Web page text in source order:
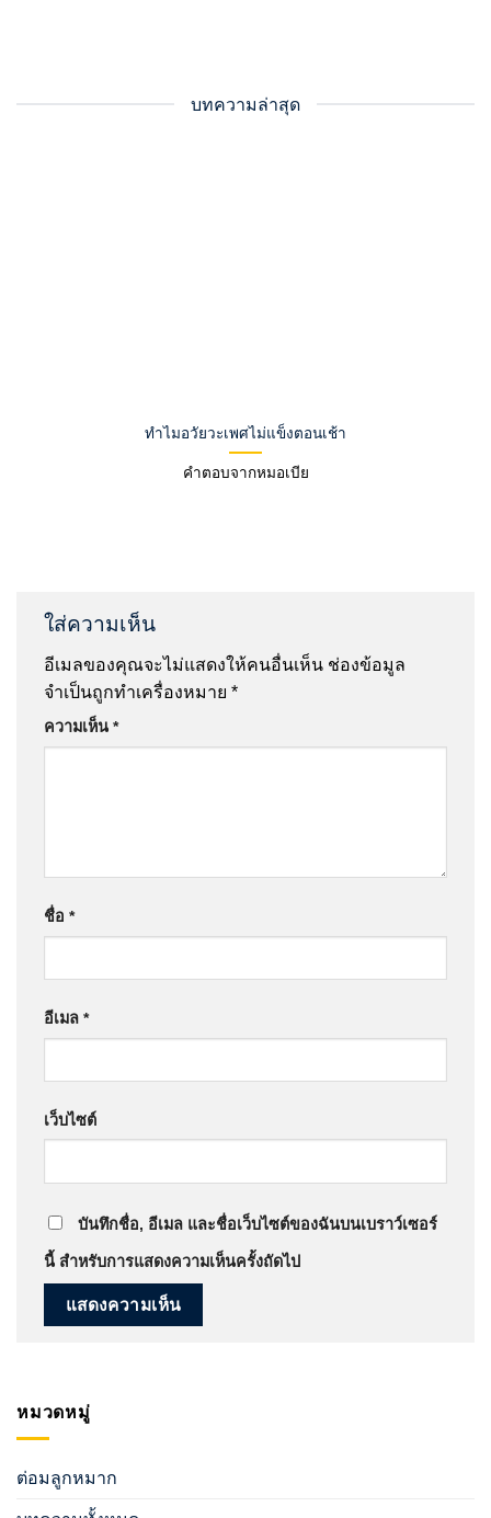
บทความล่าสุด
ทำไมอวัยวะเพศไม่แข็งตอนเช้า
คำตอบจากหมอเบีย
ใส่ความเห็น
อีเมลของคุณจะไม่แสดงให้คนอื่นเห็น ช่องข้อมูล
จำเป็นถูกทำเครื่องหมาย *
ความเห็น *
ชื่อ *
อีเมล *
เว็บไซต์
บันทึกชื่อ, อีเมล และชื่อเว็บไซต์ของฉันบนเบราว์เซอร์
นี้ สำหรับการแสดงความเห็นครั้งถัดไป
หมวดหมู่
ต่อมลูกหมาก